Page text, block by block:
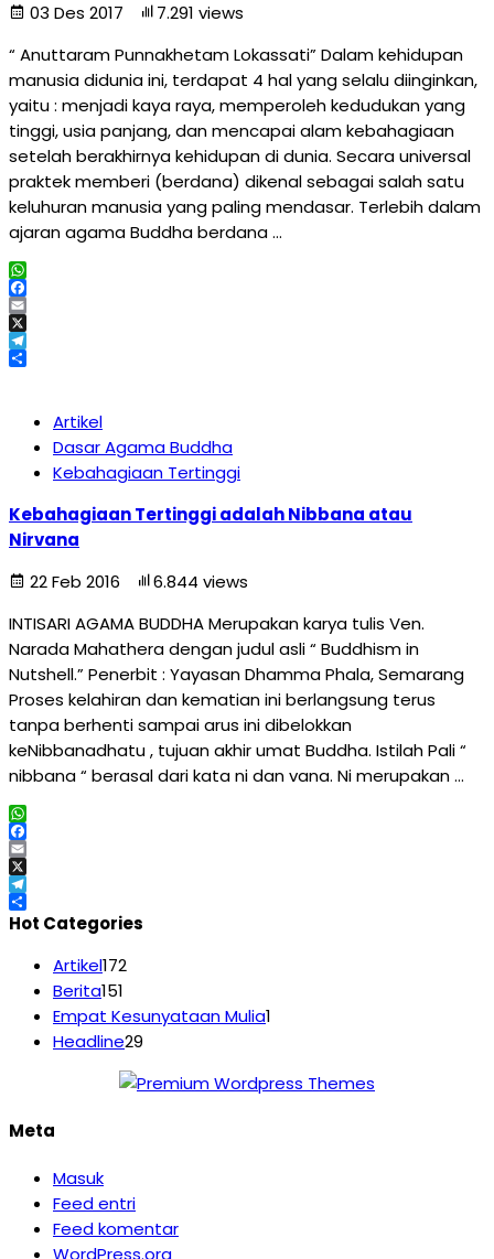
03 Des 2017
7.291 views
“ Anuttaram Punnakhetam Lokassati” Dalam kehidupan
manusia didunia ini, terdapat 4 hal yang selalu diinginkan,
yaitu : menjadi kaya raya, memperoleh kedudukan yang
tinggi, usia panjang, dan mencapai alam kebahagiaan
setelah berakhirnya kehidupan di dunia. Secara universal
praktek memberi (berdana) dikenal sebagai salah satu
keluhuran manusia yang paling mendasar. Terlebih dalam
ajaran agama Buddha berdana …
WhatsApp
Facebook
Email
X
Telegram
Artikel
Dasar Agama Buddha
Kebahagiaan Tertinggi
Kebahagiaan Tertinggi adalah Nibbana atau
Nirvana
22 Feb 2016
6.844 views
INTISARI AGAMA BUDDHA Merupakan karya tulis Ven.
Narada Mahathera dengan judul asli “ Buddhism in
Nutshell.” Penerbit : Yayasan Dhamma Phala, Semarang
Proses kelahiran dan kematian ini berlangsung terus
tanpa berhenti sampai arus ini dibelokkan
keNibbanadhatu , tujuan akhir umat Buddha. Istilah Pali “
nibbana “ berasal dari kata ni dan vana. Ni merupakan …
WhatsApp
Facebook
Email
X
Telegram
Share
Hot Categories
Artikel172
Berita151
Empat Kesunyataan Mulia1
Headline29
Meta
Masuk
Feed entri
Feed komentar
WordPress.org